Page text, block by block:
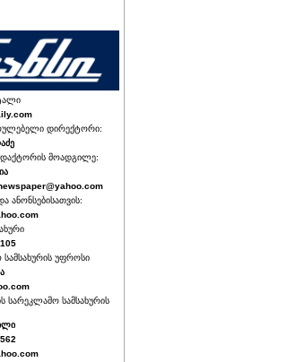
დირექტორი:
მოადგილე:
ანონსებისათვის:
უფროსი
სამსახურის